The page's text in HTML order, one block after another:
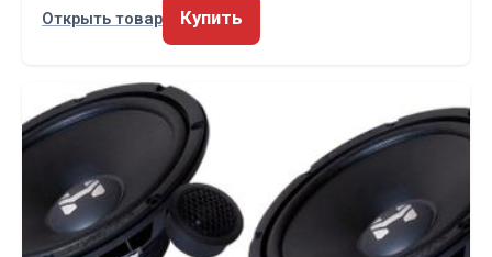
Открыть товар
Купить